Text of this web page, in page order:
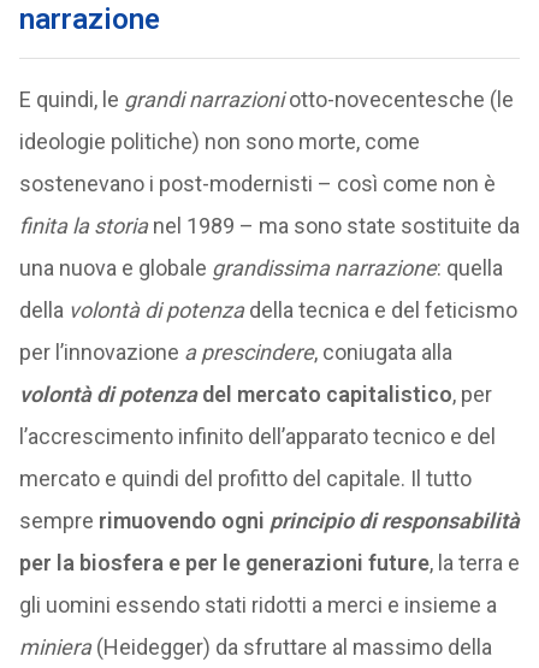
narrazione
E quindi, le grandi narrazioniotto-novecentesche (le
ideologie politiche) non sono morte, come
sostenevano i post-modernisti – così come non è
finita la storianel 1989 – ma sono state sostituite da
una nuova e globale grandissima narrazione: quella
della volontà di potenzadella tecnica e del feticismo
per l’innovazione a prescindere, coniugata alla
volontà di potenzadel mercato capitalistico, per
l’accrescimento infinito dell’apparato tecnico e del
mercato e quindi del profitto del capitale. Il tutto
sempre rimuovendo ogni principio di responsabilità
per la biosfera e per le generazioni future, la terra e
gli uomini essendo stati ridotti a merci e insieme a
miniera(Heidegger) da sfruttare al massimo della